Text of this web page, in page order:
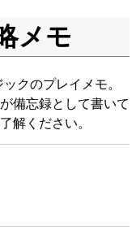
メモ
クのプレイメモ。
備忘録として書いて
解ください。